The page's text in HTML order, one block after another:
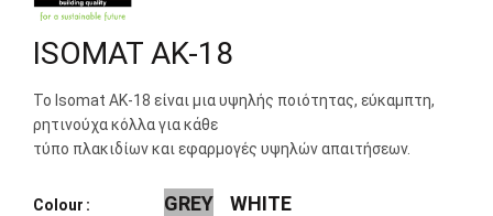
ISOMAT AK-18
Το Isomat AK-18 είναι μια υψηλής ποιότητας, εύκαμπτη,
ρητινούχα κόλλα για κάθε
τύπο πλακιδίων και εφαρμογές υψηλών απαιτήσεων.
Colour GREY WHITE